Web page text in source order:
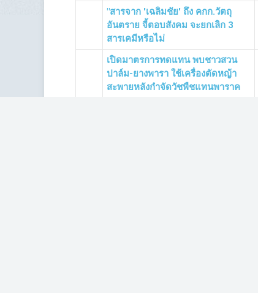
"สารจาก 'เฉลิมชัย' ถึง คกก.วัตถุ
อันตราย จี้ตอบสังคม จะยกเลิก 3
สารเคมีหรือไม่
เปิดมาตรการทดแทน พบชาวสวน
ปาล์ม-ยางพารา ใช้เครื่องตัดหญ้า
สะพายหลังกำจัดวัชพืชแทนพาราค